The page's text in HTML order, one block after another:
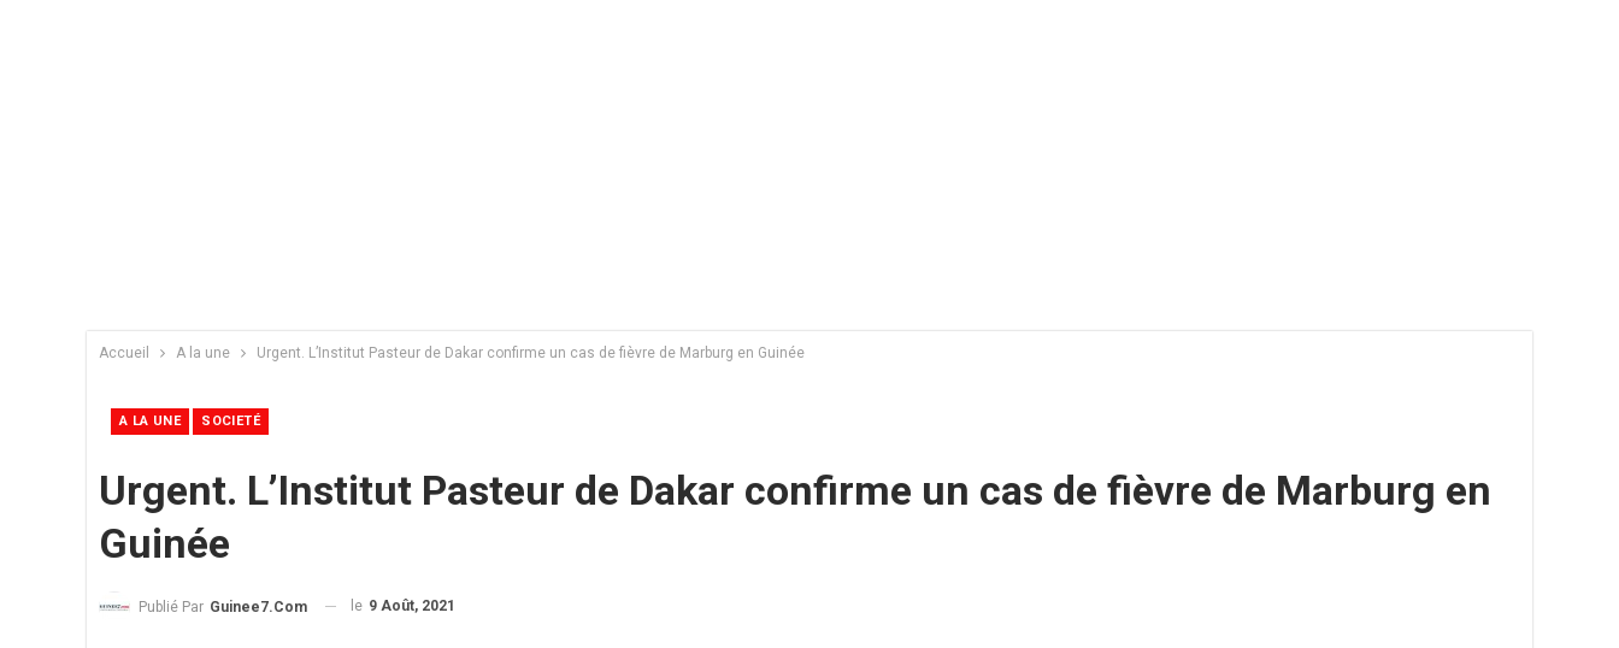
Accueil A la une Urgent. L’Institut Pasteur de Dakar confirme un cas de fièvre de Marburg en Guinée
A LA UNE SOCIETÉ
Urgent. L’Institut Pasteur de Dakar confirme un cas de fièvre de Marburg en
Guinée
Publié Par Guinee7.com le 9 Août, 2021